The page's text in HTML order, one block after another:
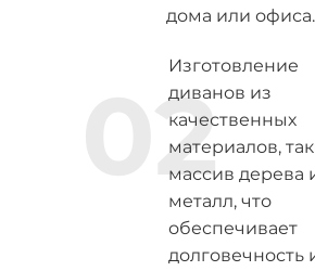
дома или офиса.
Изготовление
диванов из
качественных
материалов,
массив дерева
металл, что
обеспечивает
долговечность
02